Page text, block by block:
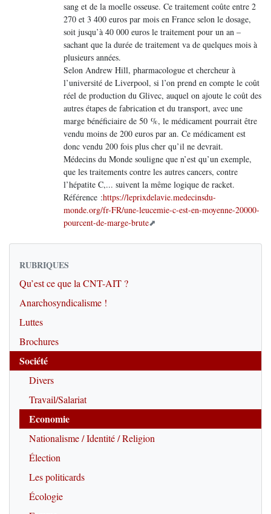
sang et de la moelle osseuse. Ce traitement coûte entre 2
270 et 3 400 euros par mois en France selon le dosage,
soit jusqu’à 40 000 euros le traitement pour un an –
sachant que la durée de traitement va de quelques mois à
plusieurs années.
Selon Andrew Hill, pharmacologue et chercheur à
l’université de Liverpool, si l’on prend en compte le coût
réel de production du Glivec, auquel on ajoute le coût des
autres étapes de fabrication et du transport, avec une
marge bénéficiaire de 50 %, le médicament pourrait être
vendu moins de 200 euros par an. Ce médicament est
donc vendu 200 fois plus cher qu’il ne devrait.
Médecins du Monde souligne que n’est qu’un exemple,
que les traitements contre les autres cancers, contre
l’hépatite C,... suivent la même logique de racket.
Référence :https://leprixdelavie.medecinsdu-
monde.org/fr-FR/une-leucemie-c-est-en-moyenne-20000-
pourcent-de-marge-brute
RUBRIQUES
Qu’est ce que la CNT-AIT ?
Anarchosyndicalisme !
Luttes
Brochures
Société
Divers
Travail/Salariat
Economie
Nationalisme / Identité / Religion
Élection
Les politicards
Écologie